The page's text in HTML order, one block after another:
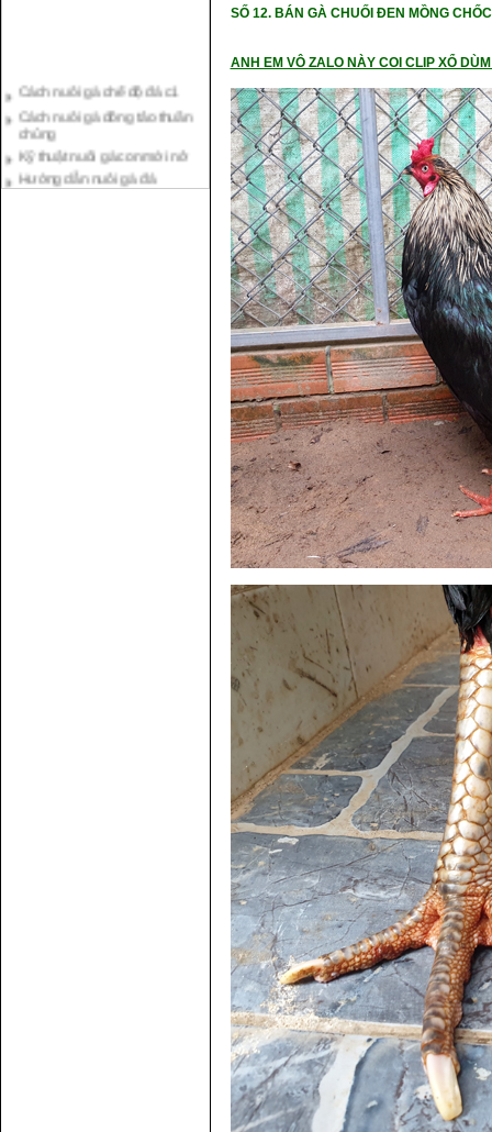
Cách nuôi gà đông tảo thuần
chủng
Kỹ thuật nuôi gà con mới nở
Hướng dẫn nuôi gà đá
Tại sao bạn cần biết cách nuôi
gà chọi ?
SỐ 12.BÁN GÀ CHUỐI ĐEN MỒNG
ANH EM VÔ ZALO NÀY COI CLIP XỔ